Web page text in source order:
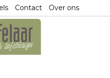
Contact Over ons